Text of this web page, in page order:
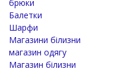
брюки
Балетки
Шарфи
Магазини білизни
магазин одягу
Магазин білизни